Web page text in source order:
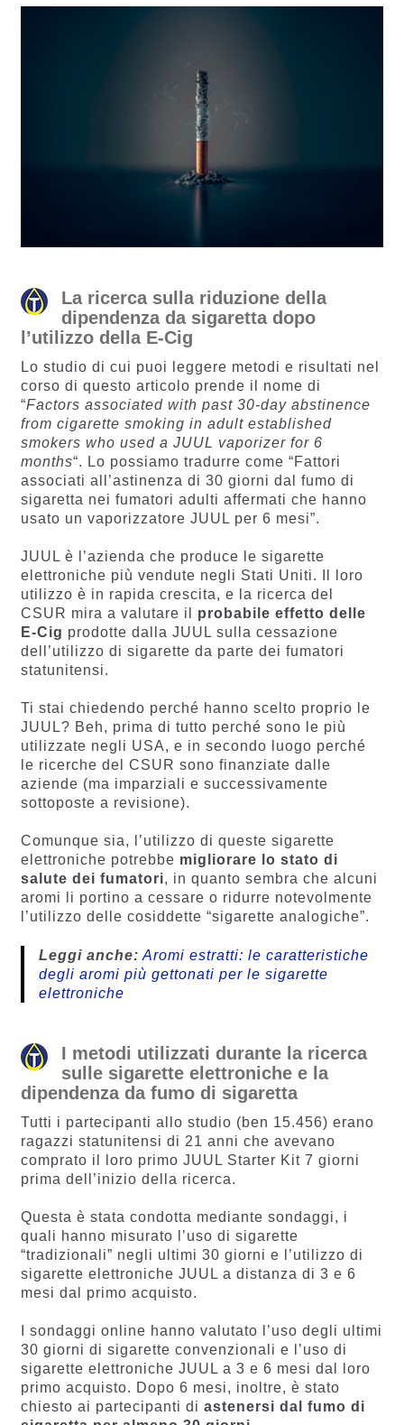
La ricerca sulla riduzione della
dipendenza da sigaretta dopo
l’utilizzo della E-Cig
Lo studio di cui puoi leggere metodi e risultati nel
corso di questo articolo prende il nome di
“Factors associated with past 30-day abstinence
from cigarette smoking in adult established
smokers who used a JUUL vaporizer for 6
months“. Lo possiamo tradurre come “Fattori
associati all’astinenza di 30 giorni dal fumo di
sigaretta nei fumatori adulti affermati che hanno
usato un vaporizzatore JUUL per 6 mesi”.
JUUL è l’azienda che produce le sigarette
elettroniche più vendute negli Stati Uniti. Il loro
utilizzo è in rapida crescita, e la ricerca del
CSUR mira a valutare il
probabile effetto delle
E-Cig prodotte dalla JUUL sulla cessazione
dell’utilizzo di sigarette da parte dei fumatori
statunitensi.
Ti stai chiedendo perché hanno scelto proprio le
JUUL? Beh, prima di tutto perché sono le più
utilizzate negli USA, e in secondo luogo perché
le ricerche del CSUR sono finanziate dalle
aziende (ma imparziali e successivamente
sottoposte a revisione).
Comunque sia, l’utilizzo di queste sigarette
elettroniche potrebbe migliorare lo stato di
salute dei fumatori, in quanto sembra che alcuni
aromi li portino a cessare o ridurre notevolmente
l’utilizzo delle cosiddette “sigarette analogiche”.
Leggi anche: Aromi estratti: le caratteristiche
degli aromi più gettonati per le sigarette
elettroniche
I metodi utilizzati durante la ricerca
sulle sigarette elettroniche e la
dipendenza da fumo di sigaretta
Tutti i partecipanti allo studio (ben 15.456) erano
ragazzi statunitensi di 21 anni che avevano
comprato il loro primo JUUL Starter Kit 7 giorni
prima dell’inizio della ricerca.
Questa è stata condotta mediante sondaggi, i
quali hanno misurato l’uso di sigarette
“tradizionali” negli ultimi 30 giorni e l’utilizzo di
sigarette elettroniche JUUL a distanza di 3 e 6
mesi dal primo acquisto.
I sondaggi online hanno valutato l’uso degli ultimi
30 giorni di sigarette convenzionali e l’uso di
sigarette elettroniche JUUL a 3 e 6 mesi dal loro
primo acquisto. Dopo 6 mesi, inoltre, è stato
chiesto ai partecipanti di astenersi dal fumo di